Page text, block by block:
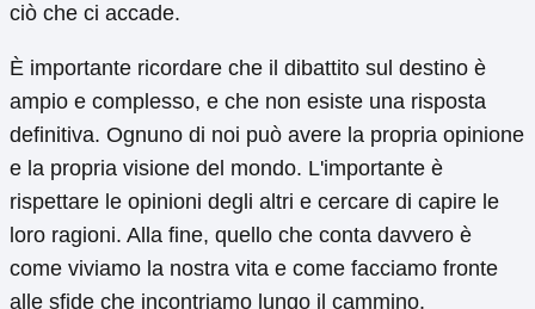
ciò che ci accade.
È importante ricordare che il dibattito sul destino è
ampio e complesso, e che non esiste una risposta
definitiva. Ognuno di noi può avere la propria opinione
e la propria visione del mondo. L'importante è
rispettare le opinioni degli altri e cercare di capire le
loro ragioni. Alla fine, quello che conta davvero è
come viviamo la nostra vita e come facciamo fronte
alle sfide che incontriamo lungo il cammino.